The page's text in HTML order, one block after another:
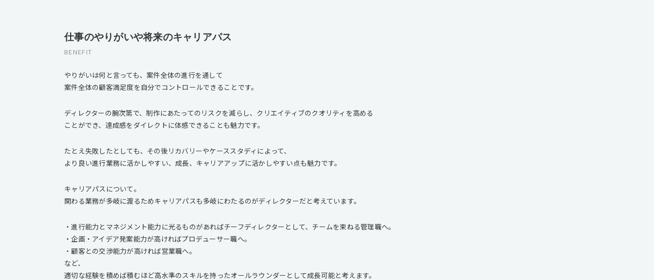
仕事のやりがいや将来のキャリアパス
BENEFIT
やりがいは何と言っても、案件全体の進行を通して
案件全体の顧客満足度を自分でコントロールできることです。
ディレクターの腕次第で、制作にあたってのリスクを減らし、クリエイティブのクオリティを高める
ことができ、達成感をダイレクトに体感できることも魅力です。
たとえ失敗したとしても、その後リカバリーやケーススタディによって、
より良い進行業務に活かしやすい、成長、キャリアアップに活かしやすい点も魅力です。
キャリアパスについて。
関わる業務が多岐に渡るためキャリアパスも多岐にわたるのがディレクターだと考えています。
・進行能力とマネジメント能力に光るものがあればチーフディレクターとして、チームを束ねる管理職へ。
・企画・アイデア発案能力が高ければプロデューサー職へ。
・顧客との交渉能力が高ければ営業職へ。
など、
適切な経験を積めば積むほど高水準のスキルを持ったオールラウンダーとして成長可能と考えます。